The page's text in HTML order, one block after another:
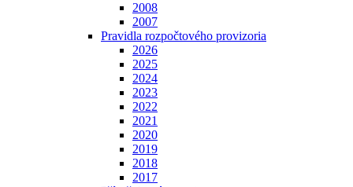
2008
2007
Pravidla rozpočtového provizoria
2026
2025
2024
2023
2022
2021
2020
2019
2018
2017